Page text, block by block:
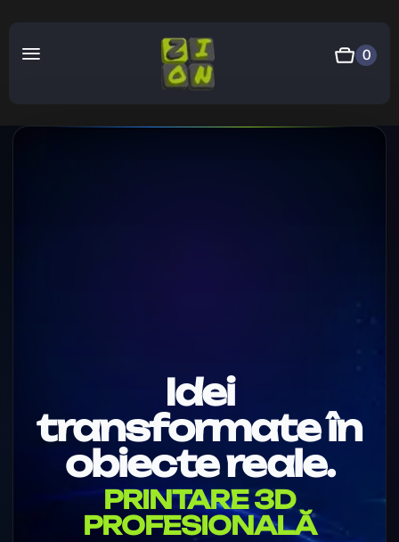
0
PRINTARE 3D
PROFESIONALĂ
Idei
transformate în
obiecte reale.